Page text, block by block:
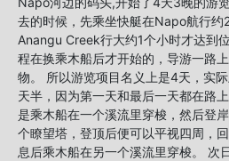
去的时候，先乘坐快艇在Napo航行约
Anangu Creek行大约1个小时才达到
程在换乘木船后才开始的，导游一路
物。 所以游览项目名义上是4天，实
天半，因为第一天和最后一天都在路
是乘木船在一个溪流里穿梭，然后登
个瞭望塔，登顶后便可以平视四周，
息后乘木船在另一个溪流里穿梭。 次